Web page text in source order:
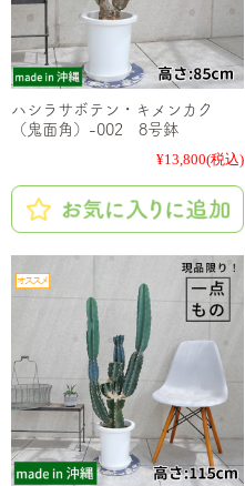
ハシラサボテン・キメンカク
（鬼面角）-002 8号鉢
¥13,800(税込)